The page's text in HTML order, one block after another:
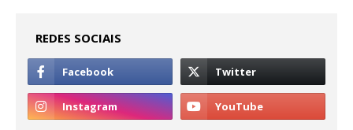
REDES SOCIAIS